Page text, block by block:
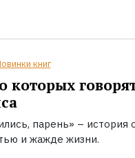
книг
которых
парень» – история
и жажде жизни.